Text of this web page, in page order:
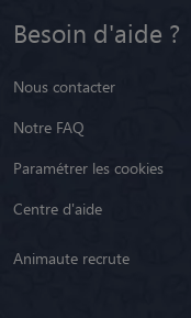
Besoin d'aide ?
Nous contacter
Notre FAQ
Paramétrer les cookies
Centre d'aide
Animaute recrute